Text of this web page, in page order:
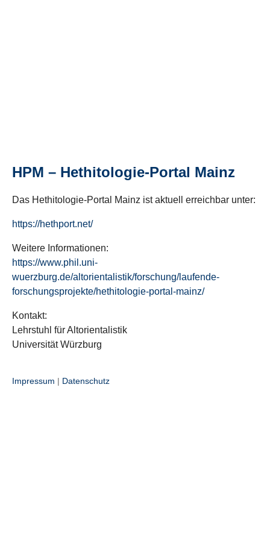
HPM – Hethitologie-Portal Mainz
Das Hethitologie-Portal Mainz ist aktuell erreichbar unter:
https://hethport.net/
Weitere Informationen:
https://www.phil.uni-
wuerzburg.de/altorientalistik/forschung/laufende-
forschungsprojekte/hethitologie-portal-mainz/
Kontakt:
Lehrstuhl für Altorientalistik
Universität Würzburg
Impressum | Datenschutz